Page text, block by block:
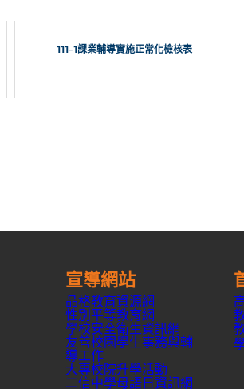
111-1課業輔導實施正常化檢核表
宣導網站
品格教育資源網
性別平等教育網
學校安全衛生資訊網
友善校園學生事務與輔
導工作
大專校院升學活動
二信中學母語日資訊網